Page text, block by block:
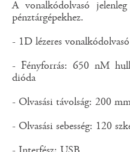
A vonalkódolvasó
pénztárgépekhez.
- 1D lézeres vonalkódolvasó
- Fényforrás: 650 nM
dióda
- Olvasási távolság: 200
- Olvasási sebesség: 120